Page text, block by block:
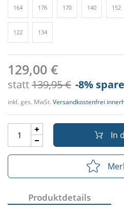
164 176 170 140 152
122 134
129,00 €
statt139,95 € -8%
inkl. ges. MwSt. Versandkostenfrei
In
Produktdetails